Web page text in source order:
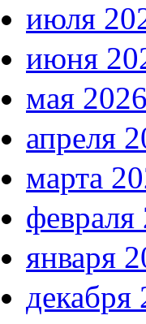
июля
июня
мая 2026
апреля
марта
февраля
января
декабря